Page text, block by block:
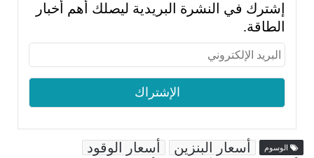
إشترك في النشرة البريدية ليصلك أهم أخبار
الطاقة.
الوسوم أسعار البنزين
أسعار الوقود